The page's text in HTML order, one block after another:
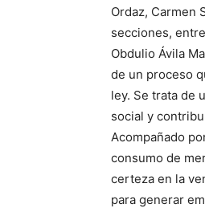
Ordaz, Carmen
secciones,
Obdulio Ávila
de un proceso
ley. Se trata de
social y
Acompañado
consumo de
certeza en la
para generar